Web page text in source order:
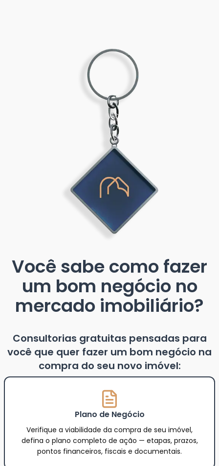
Você sabe como fazer
um bom negócio no
mercado imobiliário?
Consultorias gratuitas pensadas para
você que quer fazer um bom negócio na
compra do seu novo imóvel:
Plano de Negócio
Verifique a viabilidade da compra de seu imóvel,
defina o plano completo de ação — etapas, prazos,
pontos financeiros, fiscais e documentais.